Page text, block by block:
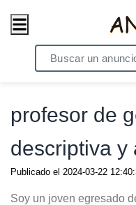
/ Servicios / Clases -
profesor de
descriptiva y
Publicado el 2024-03-22
Soy un joven egresado